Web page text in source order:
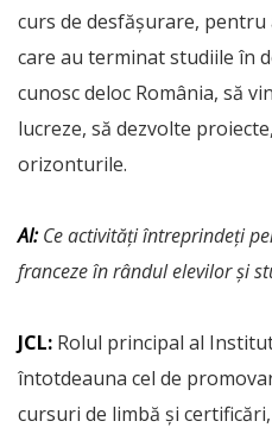
curs de desfășurare,
care au terminat studiile în
cunosc deloc România, să
lucreze, să dezvolte
orizonturile.
AI:Ce activități întreprindeți
franceze în rândul elevilor și
JCL: Rolul principal al
întotdeauna cel de
cursuri de limbă și